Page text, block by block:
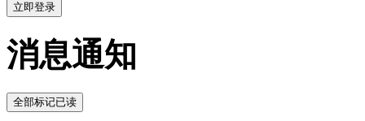
立即登录
消息通知
全部标记已读